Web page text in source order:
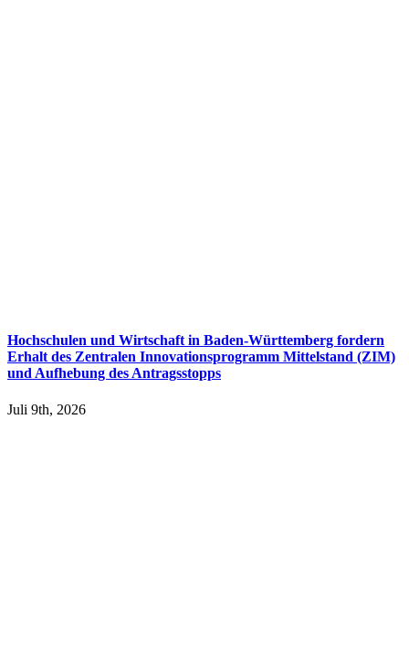
Hochschulen und Wirtschaft in Baden-Württemberg fordern
Erhalt des Zentralen Innovationsprogramm Mittelstand (ZIM)
und Aufhebung des Antragsstopps
Juli 9th, 2026